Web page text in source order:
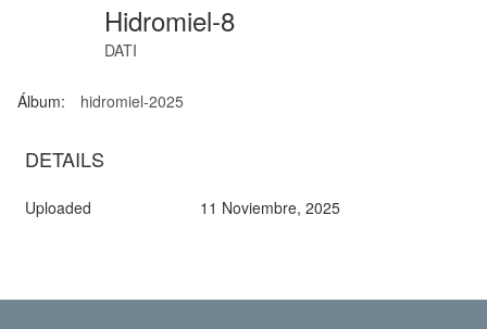
Hidromiel-8
DATI
Álbum: hidromiel-2025
DETAILS
Uploaded 11 Noviembre, 2025